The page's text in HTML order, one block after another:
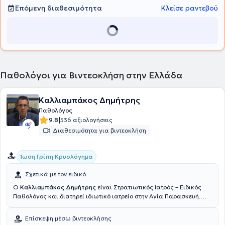
Επόμενη διαθεσιμότητα
Κλείσε ραντεβού
Παθολόγοι για Βιντεοκλήση στην Ελλάδα
Καλλιαμπάκος Δημήτρης
Παθολόγος
9.8|536 αξιολογήσεις
Διαθεσιμότητα για βιντεοκλήση
Ίωση Γρίπη Κρυολόγημα
Σχετικά με τον ειδικό
Ο Καλλιαμπάκος Δημήτρης είναι Στρατιωτικός Ιατρός – Ειδικός
Παθολόγος και διατηρεί ιδιωτικό ιατρείο στην Αγία Παρασκευή.
"ΥΓΕΙΑ" (κτίριο 2). Είναι πτυχιούχος της Ιατρικής Σχολής του
Αριστοτέλειου Πανεπιστημίου Θεσσαλονίκης και ειδικεύτηκε στην
Επίσκεψη μέσω βιντεοκλήσης